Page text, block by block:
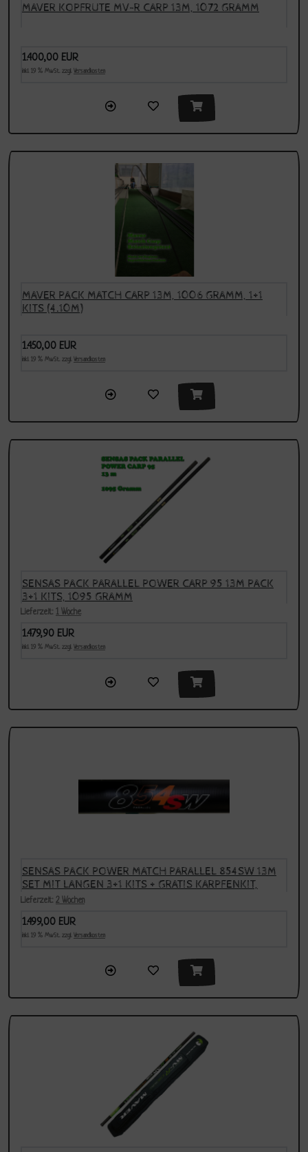
MAVER KOPFRUTE MV-R CARP 13M, 1072 GRAMM
1.400,00 EUR
inkl. 19 % MwSt. zzgl. Versandkosten
MAVER PACK MATCH CARP 13M, 1006 GRAMM, 1+1
KITS (4.10M)
1.450,00 EUR
inkl. 19 % MwSt. zzgl. Versandkosten
SENSAS PACK PARALLEL POWER CARP 95 13M PACK
3+1 KITS, 1095 GRAMM
Lieferzeit: 1 Woche
1.479,90 EUR
inkl. 19 % MwSt. zzgl. Versandkosten
SENSAS PACK POWER MATCH PARALLEL 854SW 13M
SET MIT LANGEN 3+1 KITS + GRATIS KARPFENKIT,
MODELL 2025
Lieferzeit: 2 Wochen
1.499,00 EUR
inkl. 19 % MwSt. zzgl. Versandkosten